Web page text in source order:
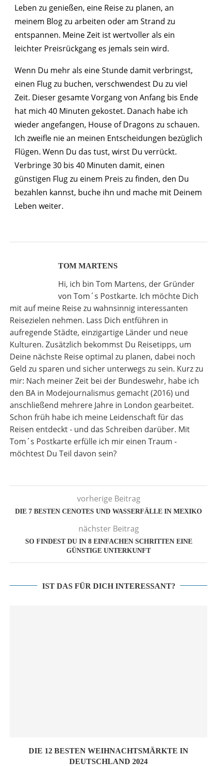
Leben zu genießen, eine Reise zu planen, an
meinem Blog zu arbeiten oder am Strand zu
entspannen. Meine Zeit ist wertvoller als ein
leichter Preisrückgang es jemals sein wird.
Wenn Du mehr als eine Stunde damit verbringst,
einen Flug zu buchen, verschwendest Du zu viel
Zeit. Dieser gesamte Vorgang von Anfang bis Ende
hat mich 40 Minuten gekostet. Danach habe ich
wieder angefangen, House of Dragons zu schauen.
Ich zweifle nie an meinen Entscheidungen bezüglich
Flügen. Wenn Du das tust, wirst Du verrückt.
Verbringe 30 bis 40 Minuten damit, einen
günstigen Flug zu einem Preis zu finden, den Du
bezahlen kannst, buche ihn und mache mit Deinem
Leben weiter.
TOM MARTENS
Hi, ich bin Tom Martens, der Gründer
von Tom´s Postkarte. Ich möchte Dich
mit auf meine Reise zu wahnsinnig interessanten
Reisezielen nehmen. Lass Dich entführen in
aufregende Städte, einzigartige Länder und neue
Kulturen. Zusätzlich bekommst Du Reisetipps, um
Deine nächste Reise optimal zu planen, dabei noch
Geld zu sparen und sicher unterwegs zu sein. Kurz zu
mir: Nach meiner Zeit bei der Bundeswehr, habe ich
den BA in Modejournalismus gemacht (2016) und
anschließend mehrere Jahre in London gearbeitet.
Schon früh habe ich meine Leidenschaft für das
Reisen entdeckt - und das Schreiben darüber. Mit
Tom´s Postkarte erfülle ich mir einen Traum -
möchtest Du Teil davon sein?
vorherige Beitrag
DIE 7 BESTEN CENOTES UND WASSERFÄLLE IN MEXIKO
nächster Beitrag
SO FINDEST DU IN 8 EINFACHEN SCHRITTEN EINE
GÜNSTIGE UNTERKUNFT
IST DAS FÜR DICH INTERESSANT?
DIE 12 BESTEN WEIHNACHTSMÄRKTE IN
DEUTSCHLAND 2024